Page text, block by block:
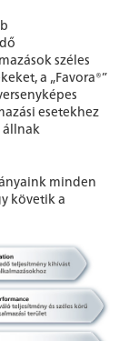
széles
a „Favora®”
esetekhez
állnak
minden
követik a